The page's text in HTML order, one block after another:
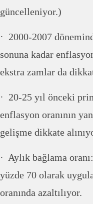
güncelleniyor.)
· 2000-2007
sonuna kadar
ekstra zamlar da
· 20-25 yıl önceki
enflasyon oranının
gelişme dikkate
· Aylık bağlama
yüzde 70 olarak
oranında azaltılıyor.